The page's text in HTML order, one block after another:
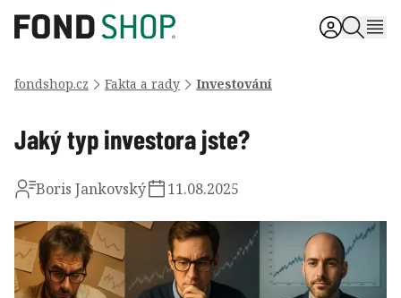
fondshop.cz Fakta a rady Investování
Jaký typ investora jste?
Boris Jankovský 11.08.2025